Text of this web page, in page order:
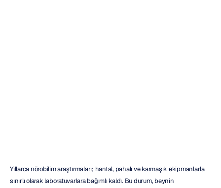
Yıllarca nörobilim araştırmaları; hantal, pahalı ve karmaşık ekipmanlarla
sınırlı olarak laboratuvarlara bağımlı kaldı. Bu durum, beynin